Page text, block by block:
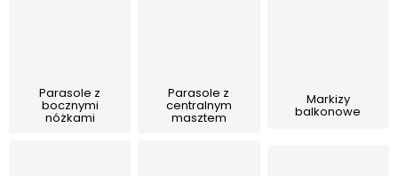
Leżaki
Parasole z
bocznymi
nóżkami
Parasole z
centralnym
masztem
Markizy
balkonowe